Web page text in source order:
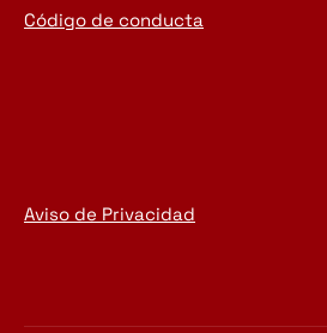
Código de conducta
Aviso de Privacidad